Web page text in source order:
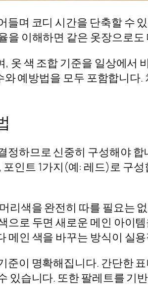
들며 코디 시간을 단축할 수
을 이해하면 같은 옷장으로
옷 색 조합 기준을 일상에서
예방법을 모두 포함합니
정하므로 신중히 구성해야
인트 1가지(예: 레드)로 구
리색을 완전히 따를 필요는
으로 두면 새로운 메인 아이
메인 색을 바꾸는 방식이 실
준이 명확해집니다. 간단한
있습니다. 또한 팔레트를 기